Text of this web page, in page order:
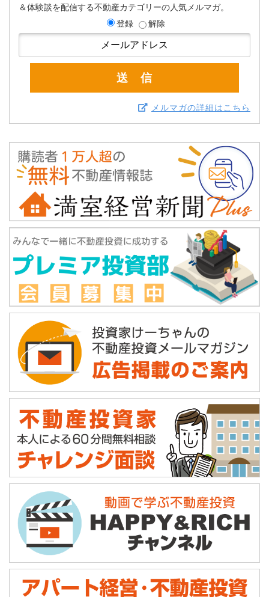
＆体験談を配信する不動産カテゴリーの人気メルマガ。
登録
解除
メルマガの詳細はこちら